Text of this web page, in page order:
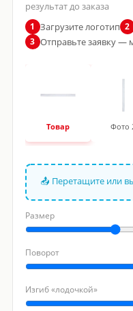
результат до заказа
1 Загрузите логотип 2
3 Отправьте заявку —
Товар Фото
📤 Перетащите или
Размер
Поворот
Изгиб «лодочкой»